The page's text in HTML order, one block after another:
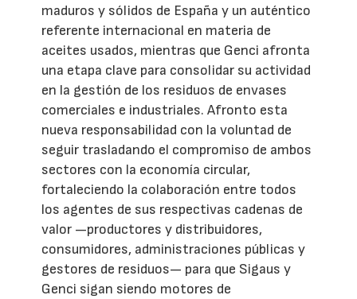
maduros y sólidos de España y un auténtico
referente internacional en materia de
aceites usados, mientras que Genci afronta
una etapa clave para consolidar su actividad
en la gestión de los residuos de envases
comerciales e industriales. Afronto esta
nueva responsabilidad con la voluntad de
seguir trasladando el compromiso de ambos
sectores con la economía circular,
fortaleciendo la colaboración entre todos
los agentes de sus respectivas cadenas de
valor —productores y distribuidores,
consumidores, administraciones públicas y
gestores de residuos— para que Sigaus y
Genci sigan siendo motores de